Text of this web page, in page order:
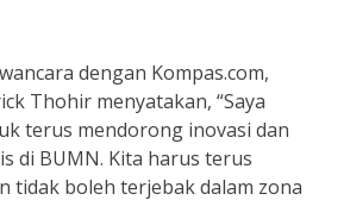
dengan Kompas.com,
Thohir menyatakan, “Saya
terus mendorong inovasi dan
di BUMN. Kita harus terus
tidak boleh terjebak dalam zona